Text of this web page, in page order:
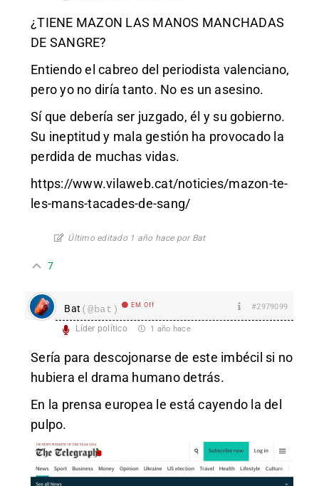
¿TIENE MAZON LAS MANOS MANCHADAS
DE SANGRE?
Entiendo el cabreo del periodista valenciano,
pero yo no diría tanto. No es un asesino.
Sí que debería ser juzgado, él y su gobierno.
Su ineptitud y mala gestión ha provocado la
perdida de muchas vidas.
https://www.vilaweb.cat/noticies/mazon-te-
les-mans-tacades-de-sang/
Último editado 1 año hace por Bat
7
Bat (@bat) EM Off #2979099
Líder político 1 año hace
Sería para descojonarse de este imbécil si no
hubiera el drama humano detrás.
En la prensa europea le está cayendo la del
pulpo.